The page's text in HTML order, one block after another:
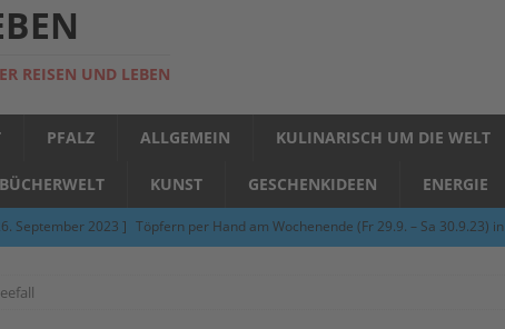
REISEN UND LEBEN
PFALZ ALLGEMEIN KULINARISCH UM DIE WELT
KUNST GESCHENKIDEEN ENERGIE
September 2023 ] Töpfern per Hand am Wochenende (Fr 29.9. – Sa 30.9.23) in
Juni 2023 ]